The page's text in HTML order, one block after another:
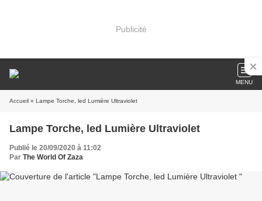
Publicité
MENU
Accueil » Lampe Torche, led Lumière Ultraviolet
Lampe Torche, led Lumière Ultraviolet
Publié le 20/09/2020 à 11:02
Par The World Of Zaza